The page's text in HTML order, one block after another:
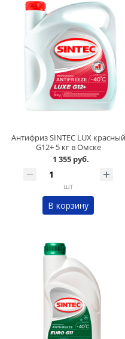
Антифриз SINTEC LUX красный
G12+ 5 кг в Омске
1 355 руб.
шт
В корзину